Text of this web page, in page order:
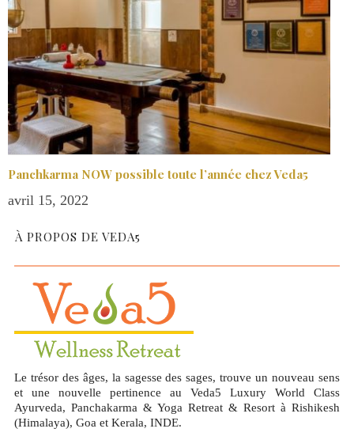
Panchkarma NOW possible toute l’année chez Veda5
avril 15, 2022
À PROPOS DE VEDA5
Le trésor des âges, la sagesse des sages, trouve un nouveau sens
et une nouvelle pertinence au Veda5 Luxury World Class
Ayurveda, Panchakarma & Yoga Retreat & Resort à Rishikesh
(Himalaya), Goa et Kerala, INDE.